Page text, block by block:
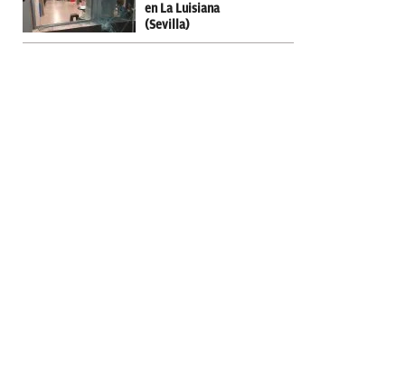
en La Luisiana
(Sevilla)